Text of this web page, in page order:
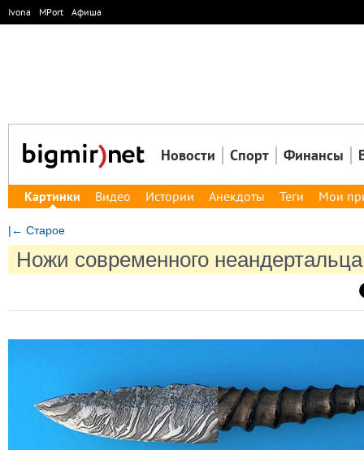
Ivona MPort Афиша
Новости Спорт Финансы
Картинки Видео Истории Анекдоты Теги Мои
|← Старое
Ножи современного неандертальца